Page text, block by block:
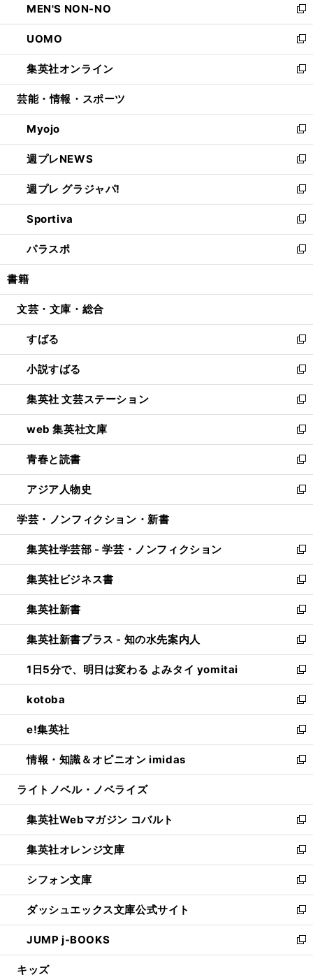
く
で
開
く
ド
ウ
で
開
く
ィ
ン
ド
ウ
で
開
い
ウ
ィ
ン
ド
ウ
開
く
MEN'S NON-NO
新
し
い
ウ
ィ
ン
ウ
で
開
く
UOMO
新
し
い
ウ
ン
ド
ウ
で
開
く
集英社オンライン
新
し
ウ
ィ
ン
ド
ウ
で
開
く
芸能・情報・スポーツ
Myojo
新
し
い
ウ
ィ
ン
ド
ウ
で
開
週プレNEWS
新
し
い
ウ
ィ
ン
ド
ウ
開
週プレ グラジャパ!
新
し
い
ウ
ィ
ン
ウ
開
く
Sportiva
新
し
い
ウ
ン
ウ
で
開
く
パラスポ
新
し
ウ
ン
ド
ウ
で
開
く
書籍
文芸・文庫・総合
すばる
新
し
い
ウ
ィ
ン
ド
ウ
で
開
く
小説すばる
新
し
い
ウ
ィ
ン
ド
ウ
で
開
集英社 文芸ステーション
新
し
い
ウ
ィ
ン
ド
ウ
開
く
web 集英社文庫
新
し
い
ウ
ィ
ン
ウ
で
開
く
青春と読書
新
し
い
ウ
ン
ド
ウ
で
開
く
アジア人物史
新
し
ウ
ィ
ン
ド
ウ
で
開
く
学芸・ノンフィクション・新書
集英社学芸部 - 学芸・ノンフィクション
新
し
い
ウ
ィ
ン
ド
ウ
で
開
く
集英社ビジネス書
新
し
い
ウ
ィ
ン
ド
ウ
で
開
く
集英社新書
新
し
い
ウ
ィ
ン
ド
ウ
で
開
く
集英社新書プラス - 知の水先案内人
新
し
い
ウ
ィ
ン
ド
ウ
で
開
1日5分で、明日は変わる よみタイ yomitai
新
し
い
ウ
ィ
ン
ド
ウ
開
く
kotoba
新
し
い
ウ
ィ
ン
ウ
で
開
く
e!集英社
新
し
い
ウ
ン
ド
ウ
で
開
く
情報・知識＆オピニオン imidas
新
し
ウ
ィ
ン
ド
ウ
で
開
く
ライトノベル・ノベライズ
集英社Webマガジン コバルト
新
し
い
ウ
ィ
ン
ド
ウ
で
開
集英社オレンジ文庫
新
し
い
ウ
ィ
ン
ド
ウ
シフォン文庫
新
し
い
ウ
ィ
ン
ダッシュエックス文庫公式サイト
新
し
い
ウ
JUMP j-BOOKS
新
し
キッズ